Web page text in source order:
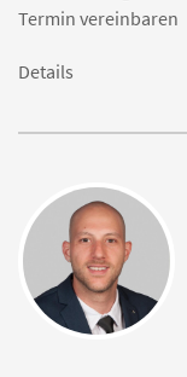
Termin vereinbaren
Details